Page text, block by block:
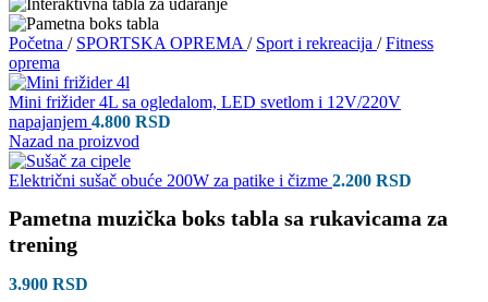
Početna / SPORTSKA OPREMA / Sport i rekreacija / Fitness
oprema
Mini frižider 4L sa ogledalom, LED svetlom i 12V/220V
napajanjem 4.800 RSD
Nazad na proizvod
Električni sušač obuće 200W za patike i čizme 2.200 RSD
Pametna muzička boks tabla sa rukavicama za
trening
3.900 RSD